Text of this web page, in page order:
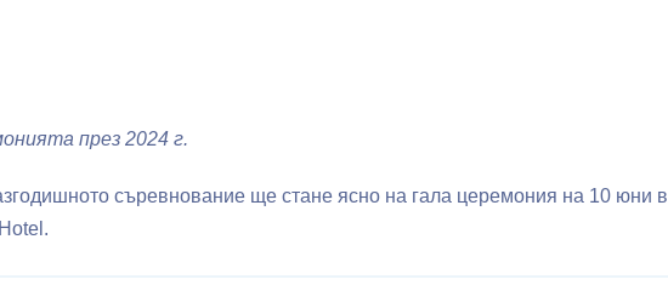
през 2024 г.
съревнование ще стане ясно на гала церемония на 10 юни в